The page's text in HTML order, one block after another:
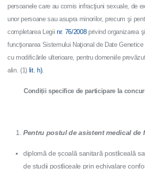
persoanele care au comis infracţiuni sexuale, de
unor persoane sau asupra minorilor, precum şi
completarea Legiinr. 76/2008privind organizarea şi
funcţionarea Sistemului Naţional de Date
cu modificările ulterioare, pentru domeniile
alin. (1) lit. h).
Condiții specifice de participare la
Pentru postul de asistent medical de
diplomă de școală sanitară postliceală
de studii postliceale prin echivalare